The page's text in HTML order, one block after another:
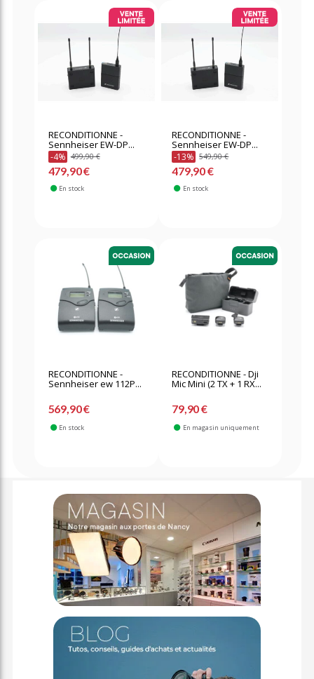
RECONDITIONNE -
Sennheiser EW-DP...
-4% 499,90 €
479,90 €
En stock
RECONDITIONNE -
Sennheiser EW-DP...
-13% 549,90 €
479,90 €
En stock
RECONDITIONNE -
Sennheiser ew 112P...
569,90 €
En stock
RECONDITIONNE - Dji
Mic Mini (2 TX + 1 RX...
79,90 €
En magasin uniquement